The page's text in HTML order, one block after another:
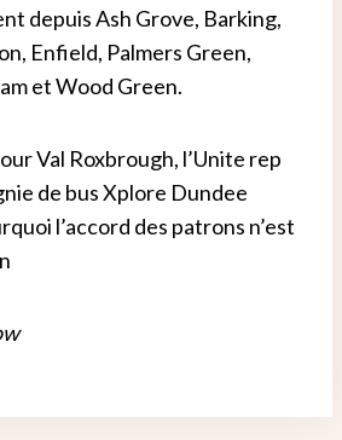
depuis Ash Grove, Barking,
Enfield, Palmers Green,
et Wood Green.
Val Roxbrough, l’Unite rep
de bus Xplore Dundee
l’accord des patrons n’est